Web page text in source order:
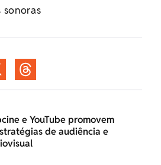
sonoras
e YouTube promovem
de audiência e